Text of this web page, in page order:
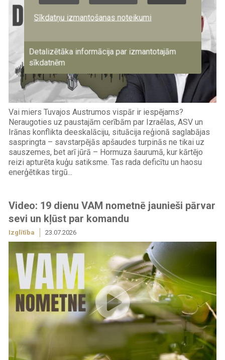
Vai miers Tuvajos Austrumos vispār ir iespējams?
Neraugoties uz paustajām cerībām par Izraēlas, ASV un
Irānas konflikta deeskalāciju, situācija reģionā saglabājas
saspringta – savstarpējās apšaudes turpinās ne tikai uz
sauszemes, bet arī jūrā – Hormuza šaurumā, kur kārtējo
reizi apturēta kuģu satiksme. Tas rada deficītu un haosu
enerģētikas tirgū...
Video: 19 dienu VAM nometnē jaunieši pārvar
sevi un kļūst par komandu
Izglītība 23.07.2026
Sīkdatņu izmantošanas noteikumi
Detalizētāka informācija par izmantotajām
sīkdatnēm